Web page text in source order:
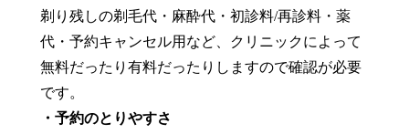
剃り残しの剃毛代・麻酔代・初診料/再診料・薬
代・予約キャンセル用など、クリニックによって
無料だったり有料だったりしますので確認が必要
です。
・予約のとりやすさ